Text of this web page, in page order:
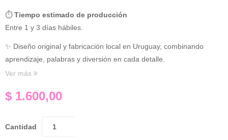
⏱Tiempo estimado de producción
Entre 1 y 3 días hábiles.
✨ Diseño original y fabricación local en Uruguay, combinando
aprendizaje, palabras y diversión en cada detalle.
Ver más
$ 1.600,00
Cantidad